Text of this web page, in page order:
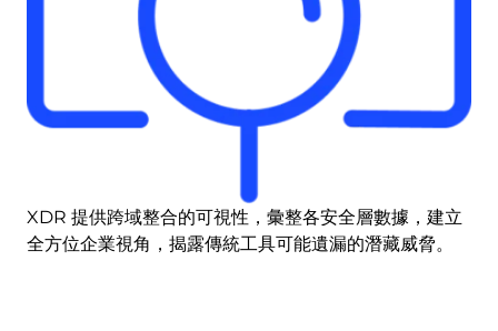
XDR 提供跨域整合的可視性，彙整各安全層數據，建立
全方位企業視角，揭露傳統工具可能遺漏的潛藏威脅。